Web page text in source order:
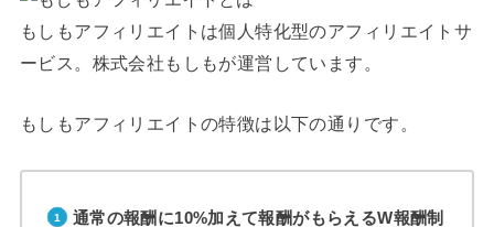
もしもアフィリエイトは個人特化型のアフィリエイトサ
ービス。株式会社もしもが運営しています。
もしもアフィリエイトの特徴は以下の通りです。
通常の報酬に10%加えて報酬がもらえるW報酬制